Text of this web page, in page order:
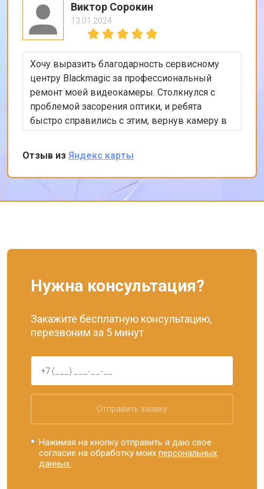
Виктор Сорокин
13.01.2024
Хочу выразить благодарность сервисному
центру Blackmagic за профессиональный
ремонт моей видеокамеры. Столкнулся с
проблемой засорения оптики, и ребята
быстро справились с этим, вернув камеру в
идеальное состояние. Особенно порадовало
качество обслуживания и использование
оригинальных запчастей. Спасибо!
Отзыв из Яндекс карты
Нужна консультация?
Закажите бесплатную консультацию,
перезвоним за 5 минут
Отправить заявку
Нажимая на кнопку отправить я даю свое
согласие на обработку моихперсональных
данных.